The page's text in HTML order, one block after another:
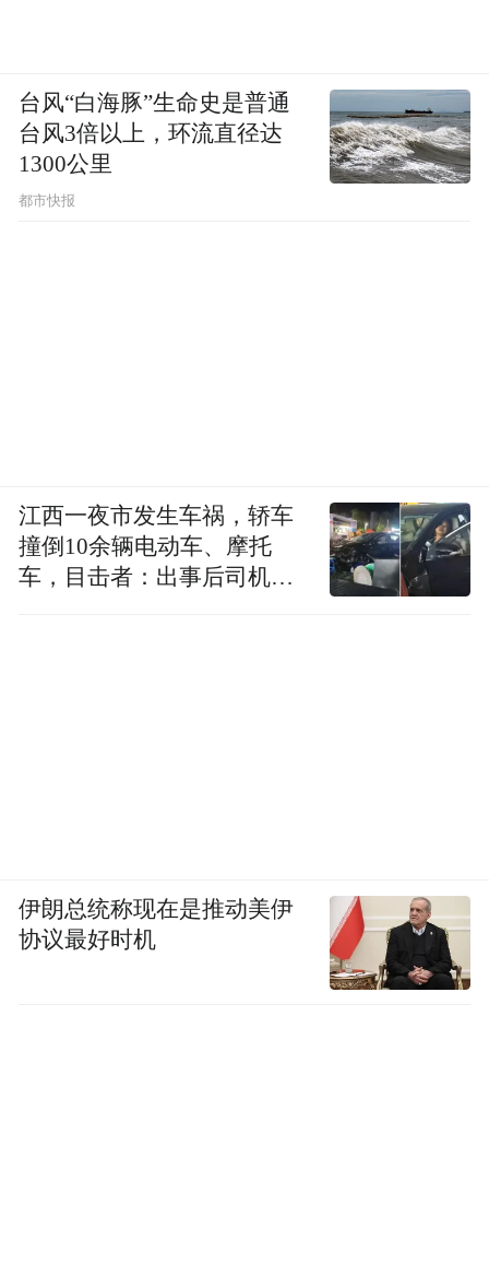
台风“白海豚”生命史是普通
台风3倍以上，环流直径达
1300公里
都市快报
江西一夜市发生车祸，轿车
撞倒10余辆电动车、摩托
车，目击者：出事后司机一
伊朗总统称现在是推动美伊
协议最好时机